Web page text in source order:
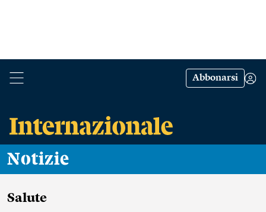
Abbonarsi
Notizie
Salute